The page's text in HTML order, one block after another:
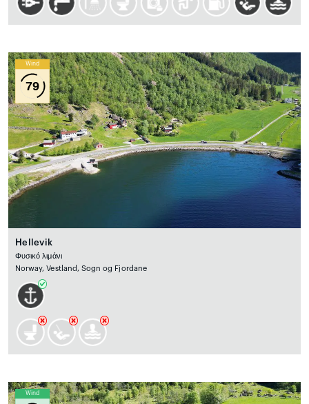
Wind
79
Hellevik
Φυσικό λιμάνι
Norway, Vestland, Sogn og Fjordane
Wind